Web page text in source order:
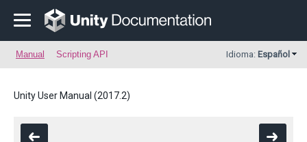
Manual Scripting API Idioma: Español
Unity User Manual (2017.2)